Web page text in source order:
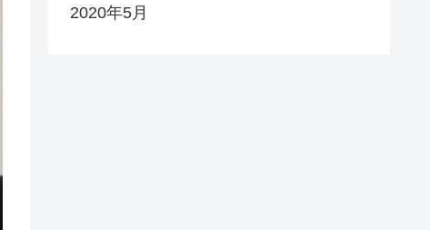
2020年5月